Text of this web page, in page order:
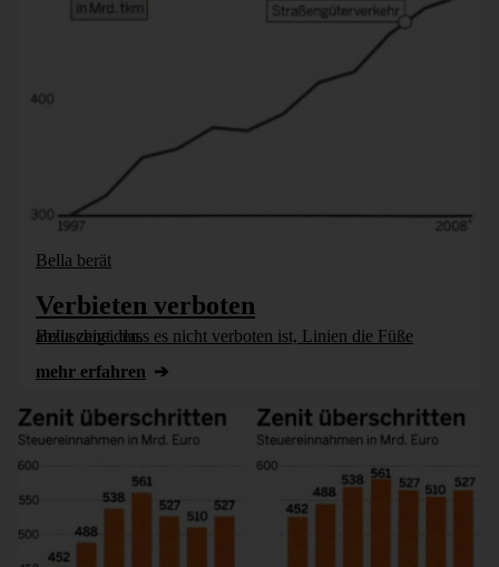
Bella berät
Verbieten verboten
Bella zeigt, dass es nicht verboten ist, Linien die Füße abzuschneiden.
mehr erfahren